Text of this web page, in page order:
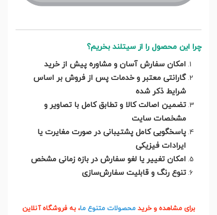
چرا این محصول را از سیتلند بخریم؟
امکان سفارش آسان و مشاوره پیش از خرید
گارانتی معتبر و خدمات پس از فروش بر اساس
شرایط ذکر شده
تضمین اصالت کالا و تطابق کامل با تصاویر و
مشخصات سایت
پاسخگویی کامل پشتیبانی در صورت مغایرت یا
ایرادات فیزیکی
امکان تغییر یا لغو سفارش در بازه زمانی مشخص
تنوع رنگ و قابلیت سفارش‌سازی
برای مشاهده و خرید محصولات متنوع ما، به فروشگاه آنلاین